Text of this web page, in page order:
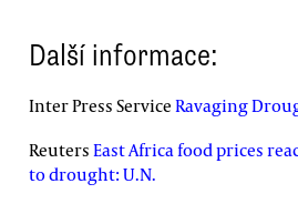
Další informace:
Inter Press Service Ravaging
Reuters East Africa food prices
to drought: U.N.